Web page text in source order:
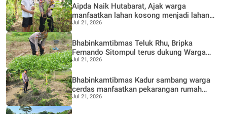
Aipda Naik Hutabarat, Ajak warga
manfaatkan lahan kosong menjadi lahan
Produktif, Perkebunan Nenas
Jul 21, 2026
Bhabinkamtibmas Teluk Rhu, Bripka
Fernando Sitompul terus dukung Warga
dalam pemanfaatan pekarangan Rumah
Jul 21, 2026
Bhabinkamtibmas Kadur sambang warga
cerdas manfaatkan pekarangan rumah
untuk di buat lokasi pertanian bergizi
Jul 21, 2026